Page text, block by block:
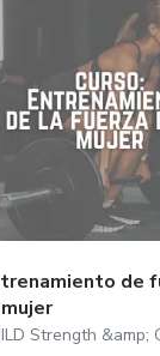
de